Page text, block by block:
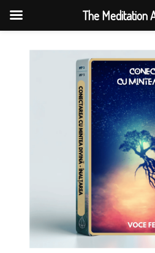
The Meditation